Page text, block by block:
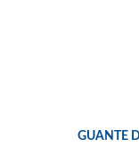
GUANTE